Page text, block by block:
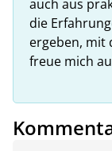
auch aus
die
ergeben, mit
freue mich